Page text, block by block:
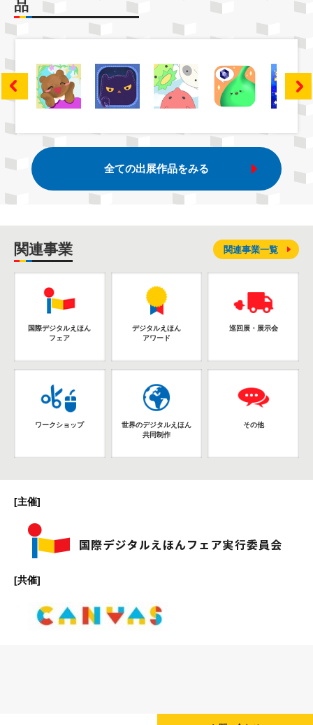
品
全ての出展作品をみる
関連事業
国際デジタルえほん
フェア
デジタルえほん
アワード
巡回展・展示会
ワークショップ
世界のデジタルえほん
共同制作
その他
関連事業一覧
[主催]
[共催]